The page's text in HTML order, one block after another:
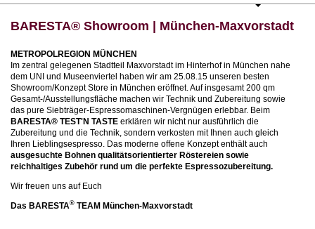
BARESTA® Showroom | München-Maxvorstadt
METROPOLREGION MÜNCHEN
Im zentral gelegenen Stadtteil Maxvorstadt im Hinterhof in München nahe
dem UNI und Museenviertel haben wir am 25.08.15 unseren besten
Showroom/Konzept Store in München eröffnet. Auf insgesamt 200 qm
Gesamt-/Ausstellungsfläche machen wir Technik und Zubereitung sowie
das pure Siebträger-Espressomaschinen-Vergnügen erlebbar. Beim
BARESTA® TEST'N TASTE erklären wir nicht nur ausführlich die
Zubereitung und die Technik, sondern verkosten mit Ihnen auch gleich
Ihren Lieblingsespresso. Das moderne offene Konzept enthält auch
ausgesuchte Bohnen qualitätsorientierter Röstereien sowie
reichhaltiges Zubehör rund um die perfekte Espressozubereitung.
Wir freuen uns auf Euch
Das BARESTA® TEAM München-Maxvorstadt